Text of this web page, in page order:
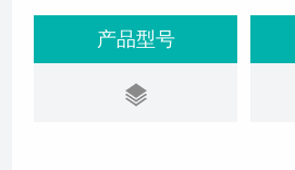
安全、质量和效率。因此，实
案，对于提升水利大坝工程的
义。前期规划与设计在水利大坝
智化施工的需求应被充分考虑
产品型号